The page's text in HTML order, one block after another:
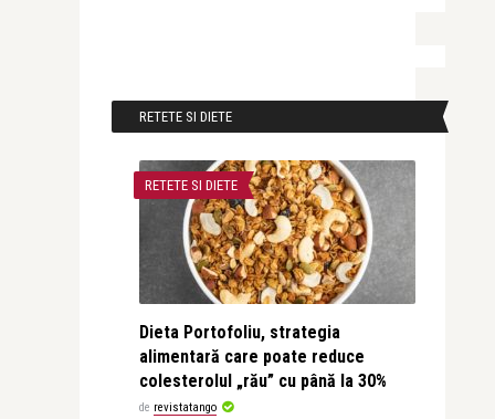
RETETE SI DIETE
RETETE SI DIETE
Dieta Portofoliu, strategia
alimentară care poate reduce
colesterolul „rău” cu până la 30%
de revistatango